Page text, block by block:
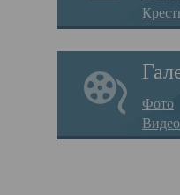
Фото
Видео